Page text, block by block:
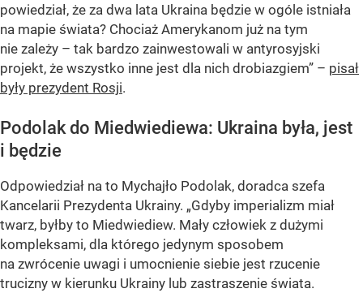
powiedział, że za dwa lata Ukraina będzie w ogóle istniała
na mapie świata? Chociaż Amerykanom już na tym
nie zależy – tak bardzo zainwestowali w antyrosyjski
projekt, że wszystko inne jest dla nich drobiazgiem” – pisał
były prezydent Rosji.
Podolak do Miedwiediewa: Ukraina była, jest
i będzie
Odpowiedział na to Mychajło Podolak, doradca szefa
Kancelarii Prezydenta Ukrainy. „Gdyby imperializm miał
twarz, byłby to Miedwiediew. Mały człowiek z dużymi
kompleksami, dla którego jedynym sposobem
na zwrócenie uwagi i umocnienie siebie jest rzucenie
trucizny w kierunku Ukrainy lub zastraszenie świata.